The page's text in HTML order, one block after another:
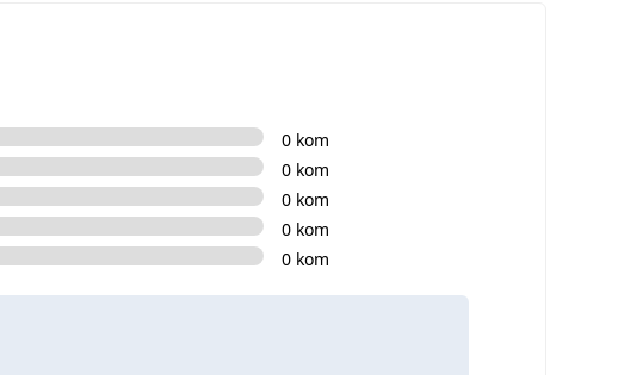
0 kom
0 kom
0 kom
0 kom
0 kom